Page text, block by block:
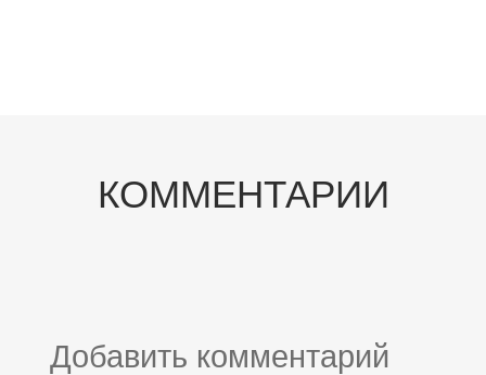
КОММЕНТАРИИ
Добавить комментарий